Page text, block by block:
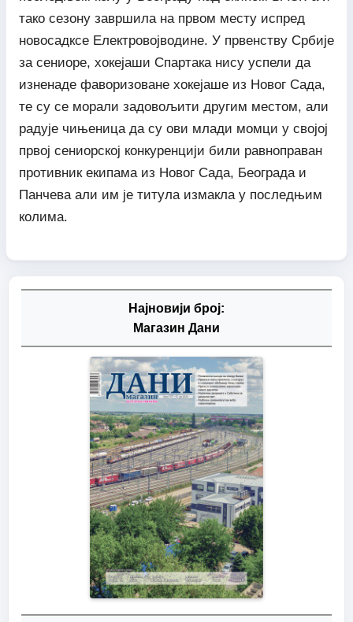
тако сезону завршила на првом месту испред
новосадксе Електровојводине. У првенству Србије
за сениоре, хокејаши Спартака нису успели да
изненаде фаворизоване хокејаше из Новог Сада,
те су се морали задовољити другим местом, али
радује чињеница да су ови млади момци у својој
првој сениорској конкуренцији били равноправан
противник екипама из Новог Сада, Београда и
Панчева али им је титула измакла у последњим
колима.
Најновији број:
Магазин Дани